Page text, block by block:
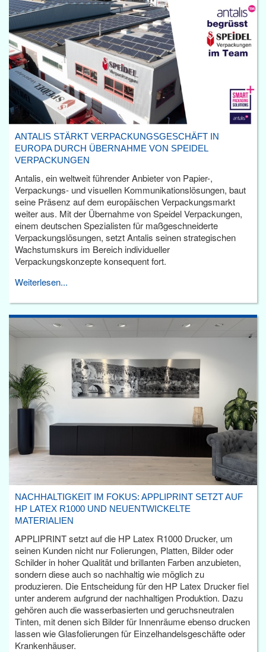
ANTALIS STÄRKT VERPACKUNGSGESCHÄFT IN
EUROPA DURCH ÜBERNAHME VON SPEIDEL
VERPACKUNGEN
Antalis, ein weltweit führender Anbieter von Papier-,
Verpackungs- und visuellen Kommunikationslösungen, baut
seine Präsenz auf dem europäischen Verpackungsmarkt
weiter aus. Mit der Übernahme von Speidel Verpackungen,
einem deutschen Spezialisten für maßgeschneiderte
Verpackungslösungen, setzt Antalis seinen strategischen
Wachstumskurs im Bereich individueller
Verpackungskonzepte konsequent fort.
Weiterlesen...
NACHHALTIGKEIT IM FOKUS: APPLIPRINT SETZT AUF
HP LATEX R1000 UND NEUENTWICKELTE
MATERIALIEN
APPLIPRINT setzt auf die HP Latex R1000 Drucker, um
seinen Kunden nicht nur Folierungen, Platten, Bilder oder
Schilder in hoher Qualität und brillanten Farben anzubieten,
sondern diese auch so nachhaltig wie möglich zu
produzieren. Die Entscheidung für den HP Latex Drucker fiel
unter anderem aufgrund der nachhaltigen Produktion. Dazu
gehören auch die wasserbasierten und geruchsneutralen
Tinten, mit denen sich Bilder für Innenräume ebenso drucken
lassen wie Glasfolierungen für Einzelhandelsgeschäfte oder
Krankenhäuser.